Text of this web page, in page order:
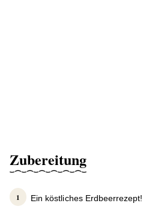
Zubereitung
Ein köstliches Erdbeerrezept!